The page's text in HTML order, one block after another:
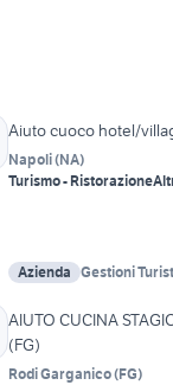
Aiuto cuoco hotel/
Napoli(NA)
Turismo - Ristorazione
Azienda Gestioni
AIUTO CUCINA
(FG)
Rodi Garganico(FG)